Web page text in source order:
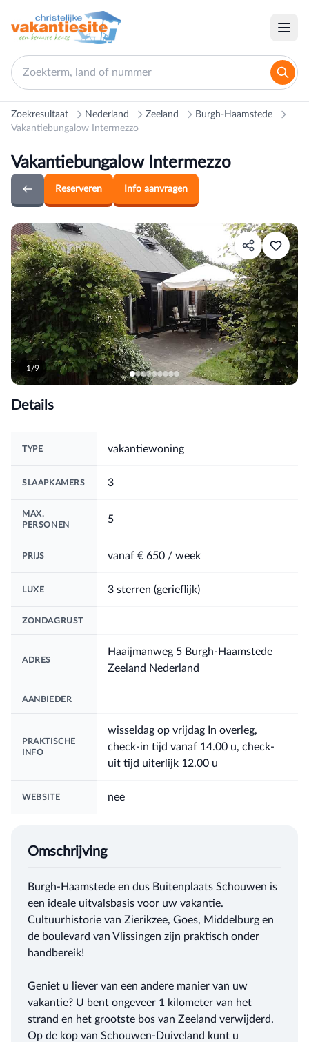
Zoekresultaat Nederland Zeeland
Burgh-Haamstede
Vakantiebungalow Intermezzo
Vakantiebungalow Intermezzo
Reserveren Info aanvragen
1/9
Details
TYPE vakantiewoning
SLAAPKAMERS 3
MAX.
PERSONEN
5
PRIJS vanaf € 650 / week
LUXE 3 sterren (gerieflijk)
ZONDAGRUST
ADRES
Haaijmanweg 5 Burgh-Haamstede
Zeeland Nederland
AANBIEDER
PRAKTISCHE
INFO
wisseldag op vrijdag In overleg,
check-in tijd vanaf 14.00 u, check-
uit tijd uiterlijk 12.00 u
WEBSITE nee
Omschrijving
Burgh-Haamstede en dus Buitenplaats Schouwen is
een ideale uitvalsbasis voor uw vakantie.
Cultuurhistorie van Zierikzee, Goes, Middelburg en
de boulevard van Vlissingen zijn praktisch onder
handbereik!
Geniet u liever van een andere manier van uw
vakantie? U bent ongeveer 1 kilometer van het
strand en het grootste bos van Zeeland verwijderd.
Op de kop van Schouwen-Duiveland kunt u